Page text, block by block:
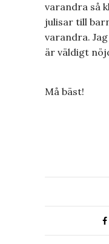
varandra så
julisar till
varandra.
är väldigt
Må bäst!